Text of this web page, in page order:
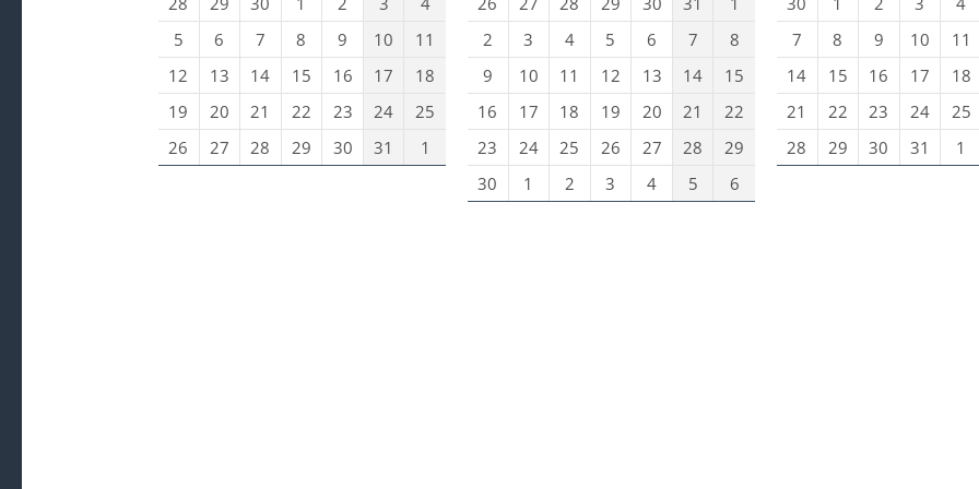
5
6 7 8 9 10
11
12
13 14 15 16 17
18
19
20 21 22 23 24
25
26
27 28 29 30 31 1
2
3 4 5 6 7
8
9
10 11 12 13 14
15
16
17 18 19 20 21
22
23
24 25 26 27 28
29
30
1 2 3 4 5 6
7
8 9 10 11
14
15 16 17 18
21
22 23 24 25
28
29 30 31 1